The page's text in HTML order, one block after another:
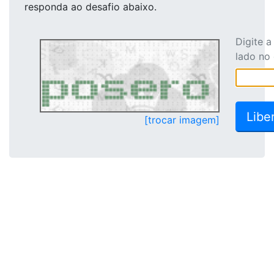
responda ao desafio abaixo.
[trocar imagem]
Digite
lado no